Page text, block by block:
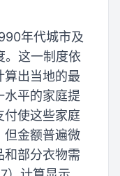
年代城市及
。这一制度依
算出当地的最
水平的家庭提
付使这些家庭
但金额普遍微
部分衣物需